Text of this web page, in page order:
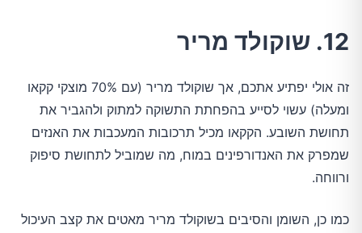
12. שוקולד מריר
זה אולי יפתיע אתכם, אך שוקולד מריר (עם 70% מוצקי קקאו
ומעלה) עשוי לסייע בהפחתת התשוקה למתוק ולהגביר את
תחושת השובע. הקקאו מכיל תרכובות המעכבות את האנזים
שמפרק את האנדורפינים במוח, מה שמוביל לתחושת סיפוק
ורווחה.
כמו כן, השומן והסיבים בשוקולד מריר מאטים את קצב העיכול